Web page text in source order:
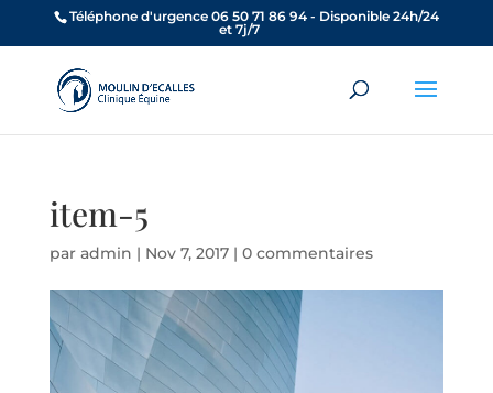
Téléphone d'urgence 06 50 71 86 94 - Disponible 24h/24
et 7j/7
item-5
par admin | Nov 7, 2017| 0 commentaires